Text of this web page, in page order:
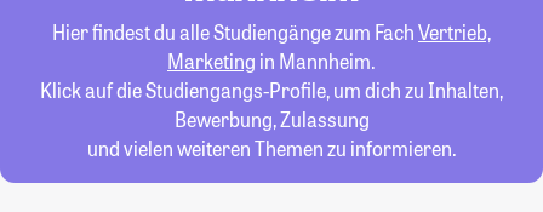
Hier findest du alle Studiengänge zum FachVertrieb,
Marketing in Mannheim.
Klick auf die Studiengangs-Profile, um dich zu Inhalten,
Bewerbung, Zulassung
und vielen weiteren Themen zu informieren.